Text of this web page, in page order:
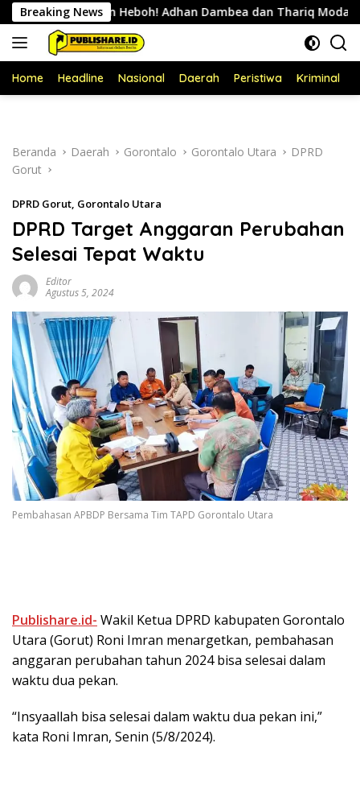
Langsung
ke
konten
Breaking News
Bikin Heboh! Adhan Dambea dan Thariq Modanggu
Home Headline Nasional Daerah Peristiwa Kriminal
Beranda Daerah Gorontalo Gorontalo Utara
DPRD
Gorut
DPRD Gorut, Gorontalo Utara
DPRD Target Anggaran Perubahan
Selesai Tepat Waktu
Editor
Agustus 5, 2024
Pembahasan APBDP Bersama Tim TAPD Gorontalo Utara
Publishare.id- Wakil Ketua DPRD kabupaten Gorontalo
Utara (Gorut) Roni Imran menargetkan, pembahasan
anggaran perubahan tahun 2024 bisa selesai dalam
waktu dua pekan.
“Insyaallah bisa selesai dalam waktu dua pekan ini,”
kata Roni Imran, Senin (5/8/2024).